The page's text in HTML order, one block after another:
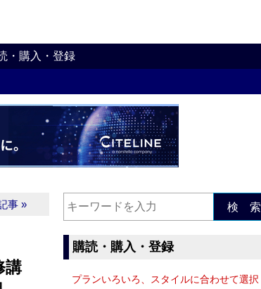
・購入・登録
事 »
講
検 索
購読・購入・登録
プランいろいろ、スタイルに合わせて選択